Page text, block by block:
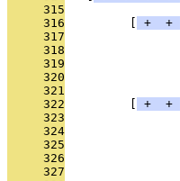
     315
     316
+ +
     317
     318
     319
     320
     321
     322
+ +
     323
     324
     325
     326
     327